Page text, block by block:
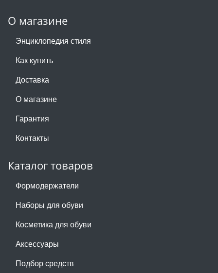
О магазине
Энциклопедия стиля
Как купить
Доставка
О магазине
Гарантия
Контакты
Каталог товаров
Формодержатели
Наборы для обуви
Косметика для обуви
Аксессуары
Подбор средств